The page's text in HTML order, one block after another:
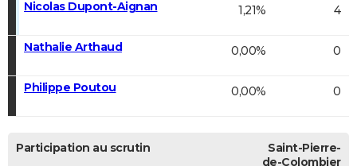
Nicolas Dupont-Aignan 1,21% 4
Nathalie Arthaud 0,00% 0
Philippe Poutou 0,00% 0
Participation au scrutin
Saint-Pierre-
de-Colombier